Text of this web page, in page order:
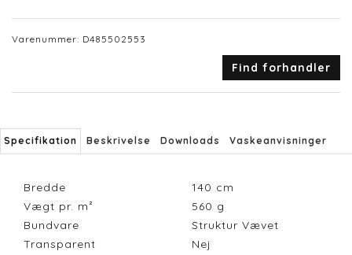
Varenummer: D485502553
Find forhandler
Specifikation Beskrivelse Downloads Vaskeanvisninger
Bredde 140 cm
Vægt pr. m²
560 g
Bundvare
Struktur Vævet
Transparent
Nej